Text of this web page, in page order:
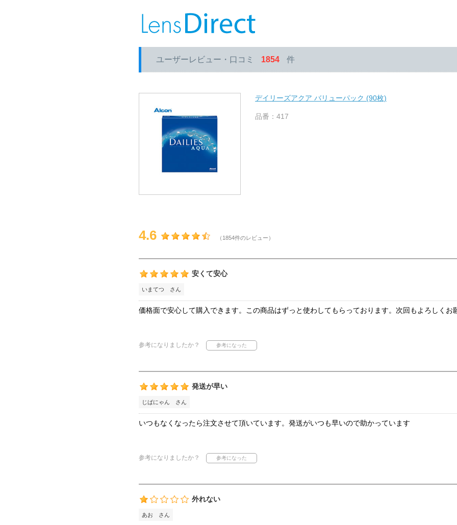
ユーザーレビュー・口コミ 1854 件
デイリーズアクア バリューパック (90枚)
品番：417
4.6 （1854件のレビュー）
安くて安心
いまてつ さん
価格面で安心して購入できます。この商品はずっと使わしてもらっております。次回もよろしくお
参考になりましたか？
発送が早い
じばにゃん さん
いつもなくなったら注文させて頂いています。発送がいつも早いので助かっています
参考になりましたか？
外れない
あお さん